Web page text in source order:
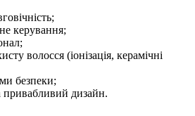
керування;
волосся (іонізація, керамічні
безпеки;
привабливий дизайн.